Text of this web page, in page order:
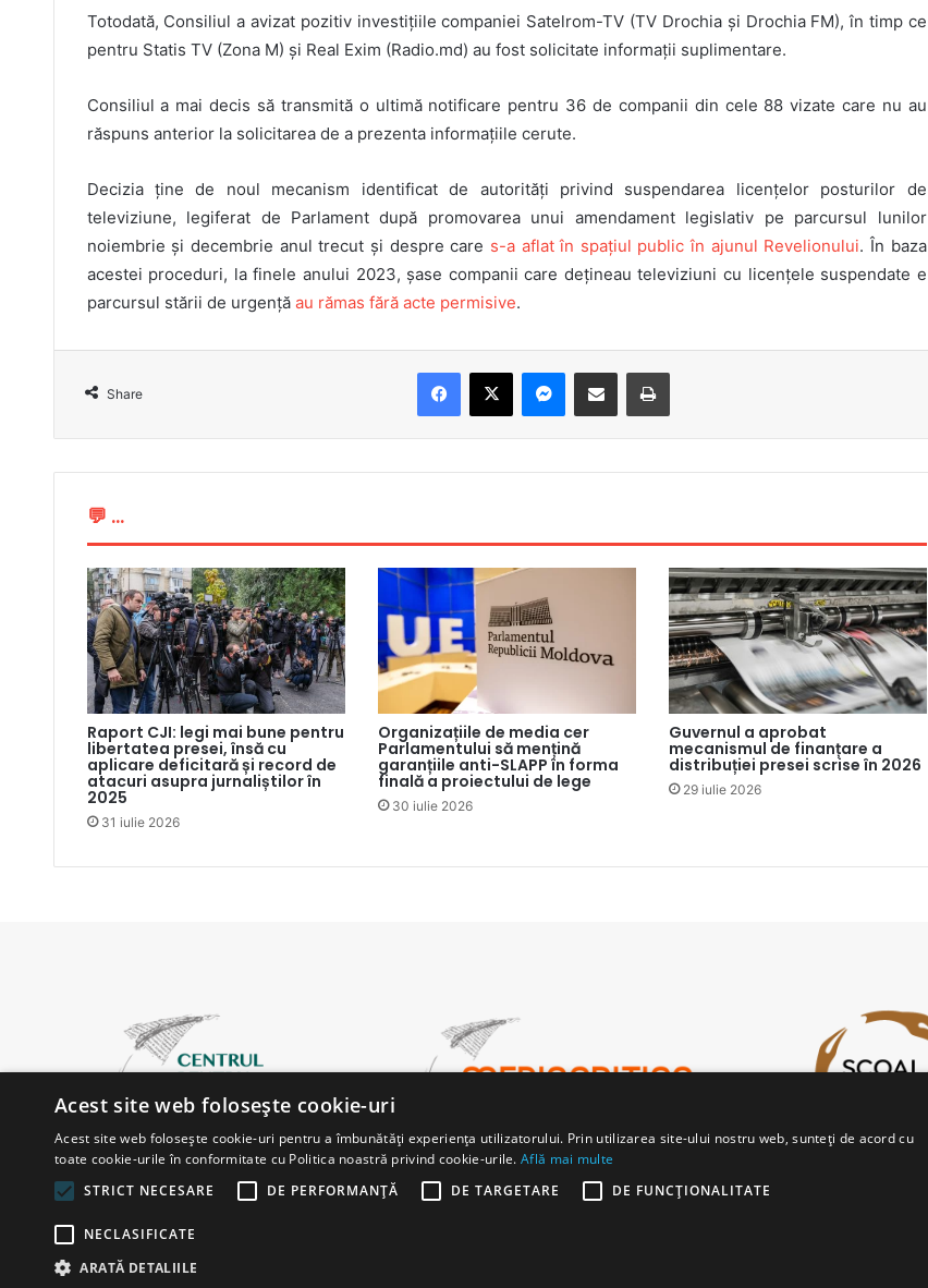
Totodată, Consiliul a avizat pozitiv investițiile companiei Satelrom-TV (TV Drochia și Drochia FM), în timp ce
pentru Statis TV (Zona M) și Real Exim (Radio.md) au fost solicitate informații suplimentare.
Consiliul a mai decis să transmită o ultimă notificare pentru 36 de companii din cele 88 vizate care nu au
răspuns anterior la solicitarea de a prezenta informațiile cerute.
Decizia ține de noul mecanism identificat de autorități privind suspendarea licențelor posturilor de
televiziune, legiferat de Parlament după promovarea unui amendament legislativ pe parcursul lunilor
noiembrie și decembrie anul trecut și despre care s-a aflat în spațiul public în ajunul Revelionului. În baza
acestei proceduri, la finele anului 2023, șase companii care dețineau televiziuni cu licențele suspendate e
parcursul stării de urgență au rămas fără acte permisive.
Share
Facebook
X Messenger
Share via Email Print
💬 ...
Raport CJI: legi mai bune pentru
libertatea presei, însă cu
aplicare deficitară și record de
atacuri asupra jurnaliștilor în
2025
31 iulie 2026
Organizațiile de media cer
Parlamentului să mențină
garanțiile anti-SLAPP în forma
finală a proiectului de lege
30 iulie 2026
Guvernul a aprobat
mecanismul de finanțare a
distribuției presei scrise în 2026
29 iulie 2026
© Copyright 2026, All Rights Reserved |
Acest site web folosește cookie-uri
Acest site web folosește cookie-uri pentru a îmbunătăți experiența utilizatorului. Prin utilizarea site-ului nostru web, sunteți de acord cu
toate cookie-urile în conformitate cu Politica noastră privind cookie-urile.Află mai multe
STRICT NECESARE
DE PERFORMANȚĂ DE TARGETARE DE FUNCŢIONALITATE
NECLASIFICATE
ARATĂ DETALIILE